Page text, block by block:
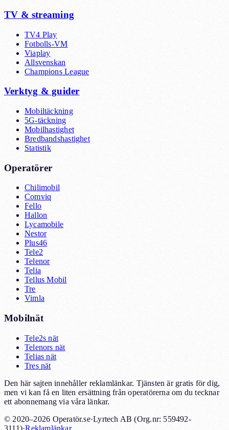
TV & streaming
TV4 Play
Fotbolls-VM
Viaplay
Allsvenskan
Champions League
Verktyg & guider
Mobiltäckning
5G-täckning
Mobilhastighet
Bredbandshastighet
Statistik
Operatörer
Chilimobil
Comviq
Fello
Hallon
Lycamobile
Nestor
Plus46
Tele2
Telenor
Telia
Tellus Mobil
Tre
Vimla
Mobilnät
Tele2s nät
Telenors nät
Telias nät
Tres nät
Den här sajten innehåller reklamlänkar. Tjänsten är gratis för dig,
men vi kan få en liten ersättning från operatörerna om du tecknar
ett abonnemang via våra länkar.
© 2020–2026 Operatör.se·Lyrtech AB (Org.nr: 559492-
3111)·Reklamlänkar